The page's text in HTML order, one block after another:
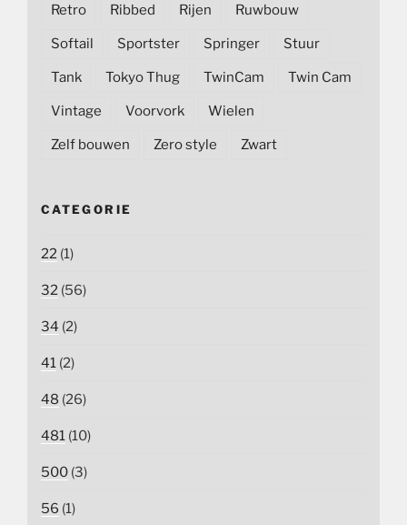
Retro Ribbed Rijen Ruwbouw
Softail Sportster Springer Stuur
Tank Tokyo Thug TwinCam Twin Cam
Vintage Voorvork Wielen
Zelf bouwen Zero style Zwart
CATEGORIE
22 (1)
32 (56)
34 (2)
41 (2)
48 (26)
481 (10)
500 (3)
56 (1)